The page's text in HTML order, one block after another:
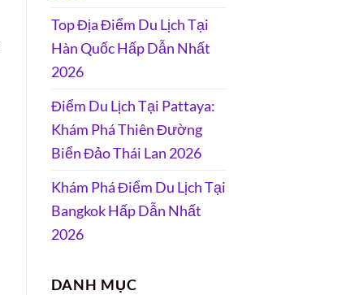
Top Địa Điểm Du Lịch Tại
Hàn Quốc Hấp Dẫn Nhất
2026
Điểm Du Lịch Tại Pattaya:
Khám Phá Thiên Đường
Biển Đảo Thái Lan 2026
Khám Phá Điểm Du Lịch Tại
Bangkok Hấp Dẫn Nhất
2026
DANH MỤC